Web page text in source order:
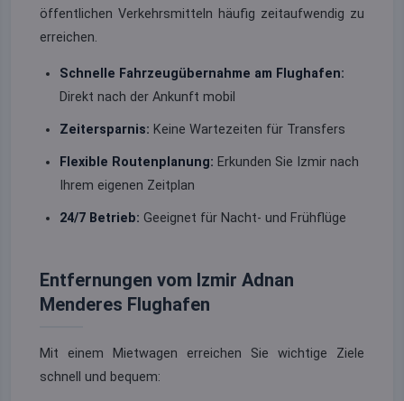
öffentlichen Verkehrsmitteln häufig zeitaufwendig zu
erreichen.
Schnelle Fahrzeugübernahme am Flughafen:
Direkt nach der Ankunft mobil
Zeitersparnis: Keine Wartezeiten für Transfers
Flexible Routenplanung: Erkunden Sie Izmir nach
Ihrem eigenen Zeitplan
24/7 Betrieb: Geeignet für Nacht- und Frühflüge
Entfernungen vom Izmir Adnan
Menderes Flughafen
Mit einem Mietwagen erreichen Sie wichtige Ziele
schnell und bequem: